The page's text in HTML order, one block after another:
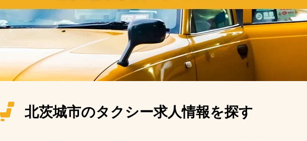
北茨城市のタクシー求人情報を探す